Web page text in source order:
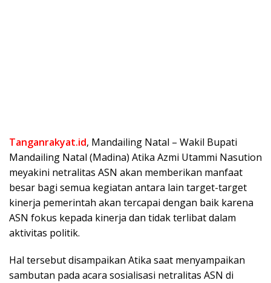
Tanganrakyat.id, Mandailing Natal – Wakil Bupati
Mandailing Natal (Madina) Atika Azmi Utammi Nasution
meyakini netralitas ASN akan memberikan manfaat
besar bagi semua kegiatan antara lain target-target
kinerja pemerintah akan tercapai dengan baik karena
ASN fokus kepada kinerja dan tidak terlibat dalam
aktivitas politik.
Hal tersebut disampaikan Atika saat menyampaikan
sambutan pada acara sosialisasi netralitas ASN di